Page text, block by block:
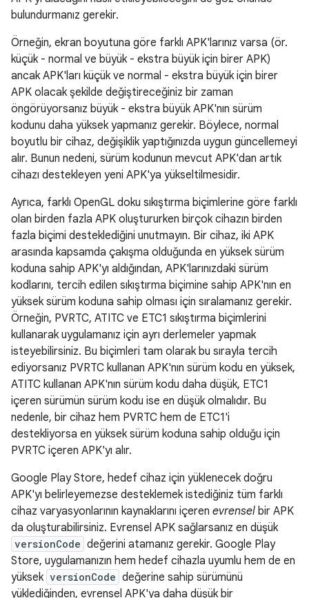
bulundurmanız gerekir.
Örneğin, ekran boyutuna göre farklı APK'larınız varsa (ör.
küçük - normal ve büyük - ekstra büyük için birer APK)
ancak APK'ları küçük ve normal - ekstra büyük için birer
APK olacak şekilde değiştireceğiniz bir zaman
öngörüyorsanız büyük - ekstra büyük APK'nın sürüm
kodunu daha yüksek yapmanız gerekir. Böylece, normal
boyutlu bir cihaz, değişiklik yaptığınızda uygun güncellemeyi
alır. Bunun nedeni, sürüm kodunun mevcut APK'dan artık
cihazı destekleyen yeni APK'ya yükseltilmesidir.
Ayrıca, farklı OpenGL doku sıkıştırma biçimlerine göre farklı
olan birden fazla APK oluştururken birçok cihazın birden
fazla biçimi desteklediğini unutmayın. Bir cihaz, iki APK
arasında kapsamda çakışma olduğunda en yüksek sürüm
koduna sahip APK'yı aldığından, APK'larınızdaki sürüm
kodlarını, tercih edilen sıkıştırma biçimine sahip APK'nın en
yüksek sürüm koduna sahip olması için sıralamanız gerekir.
Örneğin, PVRTC, ATITC ve ETC1 sıkıştırma biçimlerini
kullanarak uygulamanız için ayrı derlemeler yapmak
isteyebilirsiniz. Bu biçimleri tam olarak bu sırayla tercih
ediyorsanız PVRTC kullanan APK'nın sürüm kodu en yüksek,
ATITC kullanan APK'nın sürüm kodu daha düşük, ETC1
içeren sürümün sürüm kodu ise en düşük olmalıdır. Bu
nedenle, bir cihaz hem PVRTC hem de ETC1'i
destekliyorsa en yüksek sürüm koduna sahip olduğu için
PVRTC içeren APK'yı alır.
Google Play Store, hedef cihaz için yüklenecek doğru
APK'yı belirleyemezse desteklemek istediğiniz tüm farklı
cihaz varyasyonlarının kaynaklarını içeren evrensel bir APK
da oluşturabilirsiniz. Evrensel APK sağlarsanız en düşük
versionCode değerini atamanız gerekir. Google Play
Store, uygulamanızın hem hedef cihazla uyumlu hem de en
yüksek versionCode değerine sahip sürümünü
yüklediğinden, evrensel APK'ya daha düşük bir